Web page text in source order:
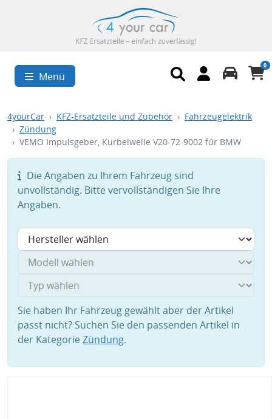
Menü
0
4yourCar KFZ-Ersatzteile und Zubehör
Fahrzeugelektrik
Zündung
VEMO Impulsgeber, Kurbelwelle V20-72-9002 für BMW
Die Angaben zu Ihrem Fahrzeug sind
unvollständig. Bitte vervollständigen Sie Ihre
Angaben.
Sie haben Ihr Fahrzeug gewählt aber der Artikel
passt nicht? Suchen Sie den passenden Artikel in
der KategorieZündung.